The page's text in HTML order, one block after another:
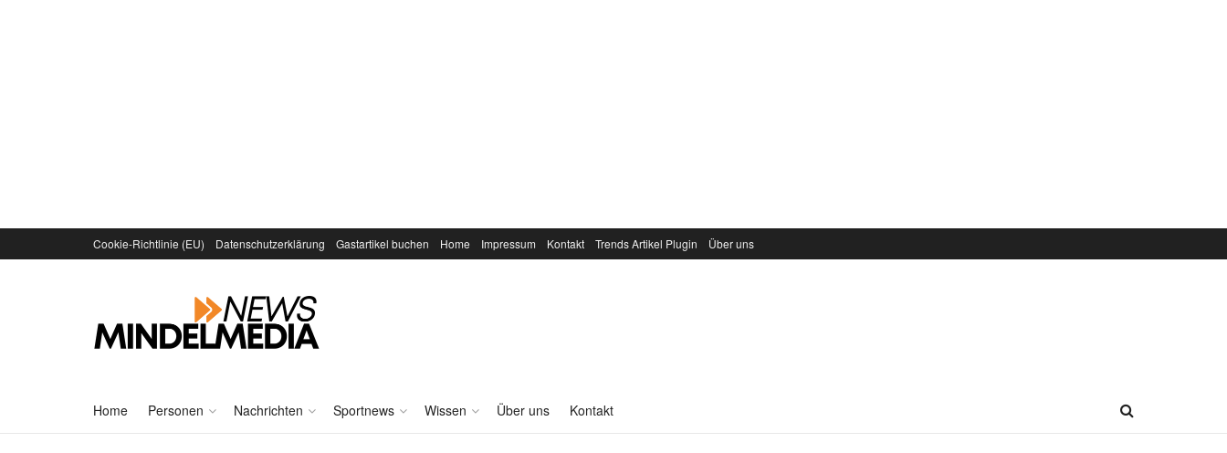
Cookie-Richtlinie (EU) Datenschutzerklärung Gastartikel buchen Home Impressum Kontakt Trends Artikel Plugin Über uns
Home Personen Nachrichten Sportnews Wissen Über uns Kontakt